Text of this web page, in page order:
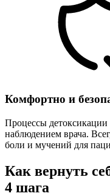
Комфортно и
Процессы детоксикации
наблюдением врача.
боли и мучений для
Как вернуть
4 шага